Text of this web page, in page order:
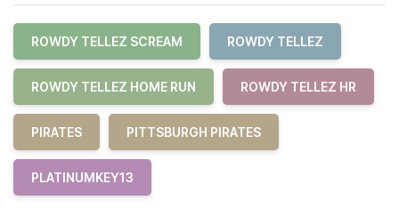
ROWDY TELLEZ SCREAM ROWDY TELLEZ
ROWDY TELLEZ HOME RUN ROWDY TELLEZ HR
PIRATES PITTSBURGH PIRATES
PLATINUMKEY13